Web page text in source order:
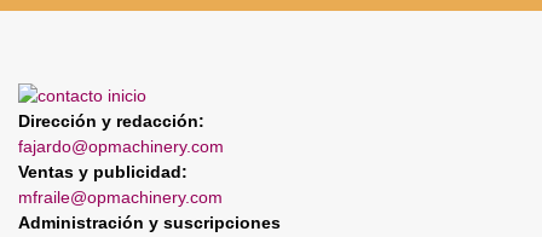
Dirección y redacción:
fajardo@opmachinery.com
Ventas y publicidad:
mfraile@opmachinery.com
Administración y suscripciones